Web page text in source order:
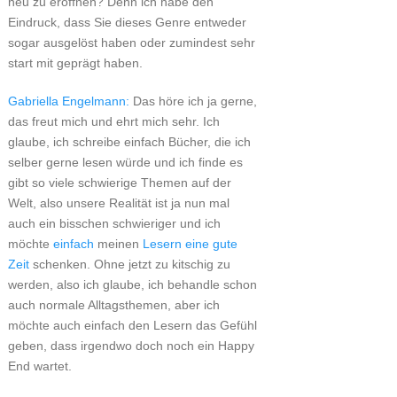
Eindruck, dass Sie dieses Genre entweder
sogar ausgelöst haben oder zumindest sehr
start mit geprägt haben.
Gabriella Engelmann: Das höre ich ja gerne,
das freut mich und ehrt mich sehr. Ich
glaube, ich schreibe einfach Bücher, die ich
selber gerne lesen würde und ich finde es
gibt so viele schwierige Themen auf der
Welt, also unsere Realität ist ja nun mal
auch ein bisschen schwieriger und ich
möchte einfach meinen Lesern eine gute
Zeitschenken. Ohne jetzt zu kitschig zu
werden, also ich glaube, ich behandle schon
auch normale Alltagsthemen, aber ich
möchte auch einfach den Lesern das Gefühl
geben, dass irgendwo doch noch ein Happy
End wartet.